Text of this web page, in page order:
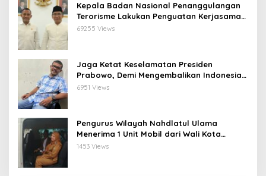
Kepala Badan Nasional Penanggulangan
Terorisme Lakukan Penguatan Kerjasama
Ketua Pengurus Besar Nahdlatul Ulama
69255 Views
Jaga Ketat Keselamatan Presiden
Prabowo, Demi Mengembalikan Indonesia
Menjadi Macan Asia
6951 Views
Pengurus Wilayah Nahdlatul Ulama
Menerima 1 Unit Mobil dari Wali Kota
Bandar Lampung
1453 Views